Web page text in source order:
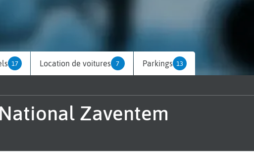
17 Location de voitures 7 Parkings 13